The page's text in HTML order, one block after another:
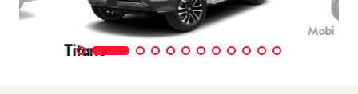
Titano
Mobi